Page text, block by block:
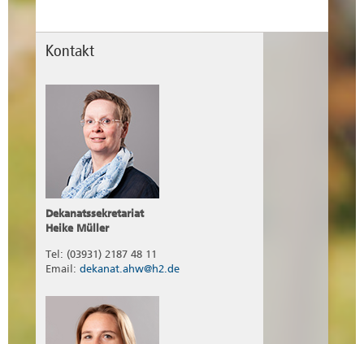
Kontakt
Dekanatssekretariat
Heike Müller
Tel: (03931) 2187 48 11
Email: dekanat.ahw@h2.de